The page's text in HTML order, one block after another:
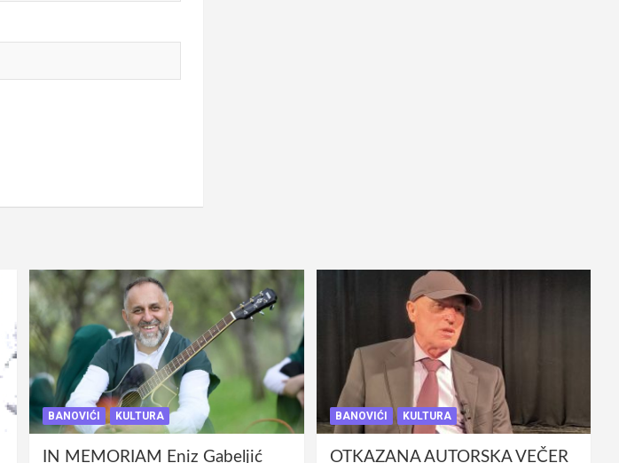
BANOVIĆI KULTURA
IN MEMORIAM Eniz Gabeljić
BANOVIĆI KULTURA
OTKAZANA AUTORSKA VEČER